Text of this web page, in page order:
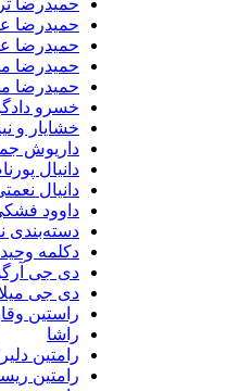
حمیدرضا
حمیدرضا
حمیدرضا علیزاده
حمیدرضا
حمیدرضا محوی
خسرو دادگر
خشایار و نیما و
داریوش
دانیال پورناصری
دانیال نعمتی
داوود فشکی
دسته‌بندی نشده
دکلمه وحید
دی جی آرگون
دی جی میلاد
راستین وقاری
راشا
رامتین دلیران
رامتین